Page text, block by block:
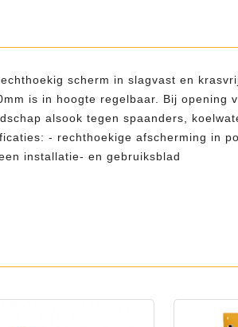
scherm in slagvast en
is in hoogte regelbaar. Bij
alsook tegen spaanders,
- rechthoekige afscherming in
installatie- en gebruiksblad